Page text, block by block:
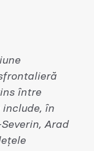
între
în
Arad